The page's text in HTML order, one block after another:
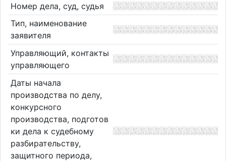
Номер дела, суд, судья
Тип, наименование
заявителя
Управляющий, контакты
управляющего
Даты начала
производства по делу,
конкурсного
производства, подготов
ки дела к судебному
разбирательству,
защитного периода,